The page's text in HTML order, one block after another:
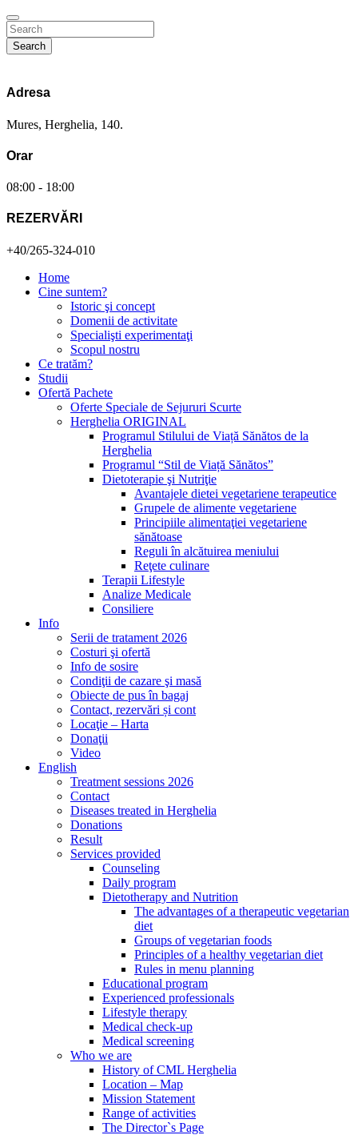
Search
Adresa
Mures, Herghelia, 140.
Orar
08:00 - 18:00
REZERVĂRI
+40/265-324-010
Home
Cine suntem?
Istoric şi concept
Domenii de activitate
Specialişti experimentaţi
Scopul nostru
Ce tratăm?
Studii
Ofertă Pachete
Oferte Speciale de Sejururi Scurte
Herghelia ORIGINAL
Programul Stilului de Viață Sănătos de la
Herghelia
Programul “Stil de Viață Sănătos”
Dietoterapie şi Nutriţie
Avantajele dietei vegetariene terapeutice
Grupele de alimente vegetariene
Principiile alimentaţiei vegetariene
sănătoase
Reguli în alcătuirea meniului
Reţete culinare
Terapii Lifestyle
Analize Medicale
Consiliere
Info
Serii de tratament 2026
Costuri şi ofertă
Info de sosire
Condiţii de cazare şi masă
Obiecte de pus în bagaj
Contact, rezervări și cont
Locaţie – Harta
Donaţii
Video
English
Treatment sessions 2026
Contact
Diseases treated in Herghelia
Donations
Result
Services provided
Counseling
Daily program
Dietotherapy and Nutrition
The advantages of a therapeutic vegetarian
diet
Groups of vegetarian foods
Principles of a healthy vegetarian diet
Rules in menu planning
Educational program
Experienced professionals
Lifestyle therapy
Medical check-up
Medical screening
Who we are
History of CML Herghelia
Location – Map
Mission Statement
Range of activities
The Director`s Page